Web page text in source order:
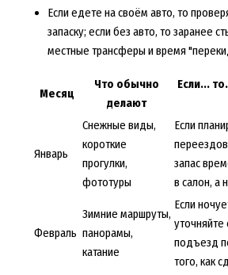
Если едете на своём авто, то
запаску; если без авто, то заранее
местные трансферы и время
Месяц
Что обычно
делают
Если...
Январь
Снежные виды,
короткие
прогулки,
фототуры
Если
запас
в салон, а
Февраль
Зимние маршруты,
панорамы,
катание
Если
подъезд
того, как